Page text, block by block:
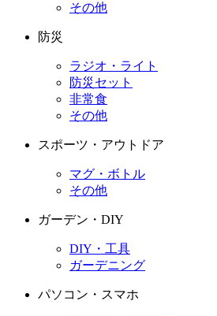
その他
防災
ラジオ・ライト
防災セット
非常食
その他
スポーツ・アウトドア
マグ・ボトル
その他
ガーデン・DIY
DIY・工具
ガーデニング
パソコン・スマホ